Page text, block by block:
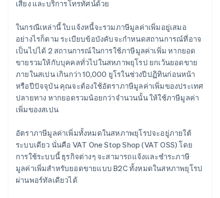
เสียง และบริการโทรทัศน์ด้วย
ในกรณีเหล่านี้ ใบแจ้งหนี้จะรวมภาษีมูลค่าเพิ่มอยู่เสมอ
อย่างไรก็ตาม ระเบียบข้อบังคับจะกำหนดสถานการณ์ที่อาจ
เป็นไปได้ 2 สถานการณ์ในการใช้ภาษีมูลค่าเพิ่ม หากยอด
ขายรวมให้กับบุคคลทั่วไปในสหภาพยุโรป ยกเว้นยอดขาย
ภายในสเปน เกินกว่า 10,000 ยูโรในช่วงปีปฏิทินก่อนหน้า
หรือปีปัจจุบัน คุณจะต้องใช้อัตราภาษีมูลค่าเพิ่มของประเทศ
ปลายทาง หากยอดรวมน้อยกว่าจำนวนนั้น ให้ใช้ภาษีมูลค่า
เพิ่มของสเปน
อัตราภาษีมูลค่าเพิ่มทั้งหมดในสหภาพยุโรปจะอยู่ภายใต้
ระบบเดียว นั่นคือ VAT One Stop Shop (VAT OSS) โดย
การใช้ระบบนี้ ธุรกิจต่างๆ จะสามารถแจ้งและชำระภาษี
มูลค่าเพิ่มสำหรับยอดขายแบบ B2C ทั้งหมดในสหภาพยุโรป
ผ่านพอร์ทัลเดียวได้